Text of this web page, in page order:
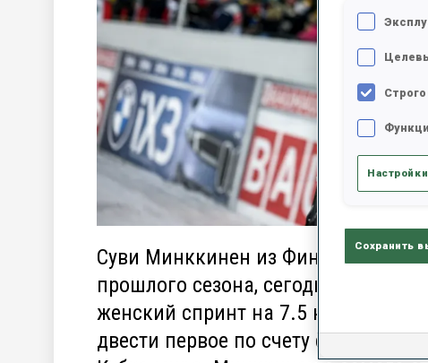
Суви Минккинен из Финляндии,
прошлого сезона, сегодня вновь
женский спринт на 7.5 км в
двести первое по счету
Сохранить